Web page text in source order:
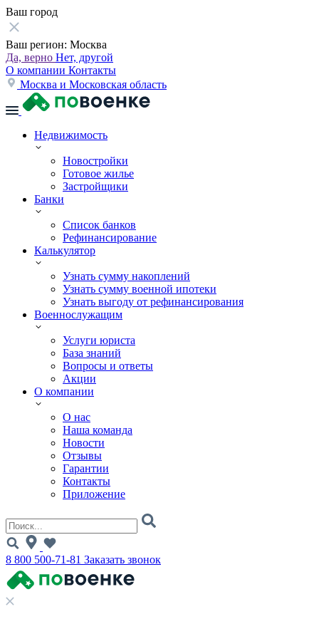
Ваш город
Ваш регион: Москва
Да, верно Нет, другой
О компании Контакты
Москва и Московская область
Недвижимость
Новостройки
Готовое жилье
Застройщики
Банки
Список банков
Рефинансирование
Калькулятор
Узнать сумму накоплений
Узнать сумму военной ипотеки
Узнать выгоду от рефинансирования
Военнослужащим
Услуги юриста
База знаний
Вопросы и ответы
Акции
О компании
О нас
Наша команда
Новости
Отзывы
Гарантии
Контакты
Приложение
8 800 500-71-81 Заказать звонок